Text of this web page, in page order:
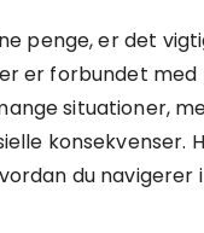
penge, er det
er forbundet
situationer,
konsekvenser.
du